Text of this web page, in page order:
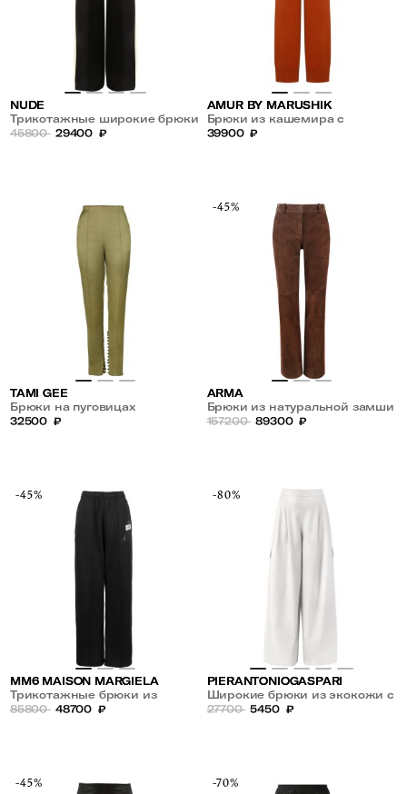
NUDE
Трикотажные широкие брюки
с лампасами
45800 29400 ₽
AMUR BY MARUSHIK
Брюки из кашемира с
манжетами
39900 ₽
TAMI GEE
Брюки на пуговицах
32500 ₽
-45%
ARMA
Брюки из натуральной замши
157200 89300 ₽
-45%
MM6 MAISON MARGIELA
Трикотажные брюки из
хлопка на резинке
85800 48700 ₽
-80%
PIERANTONIOGASPARI
Широкие брюки из экокожи с
накладными карманами
27700 5450 ₽
-45% -70%